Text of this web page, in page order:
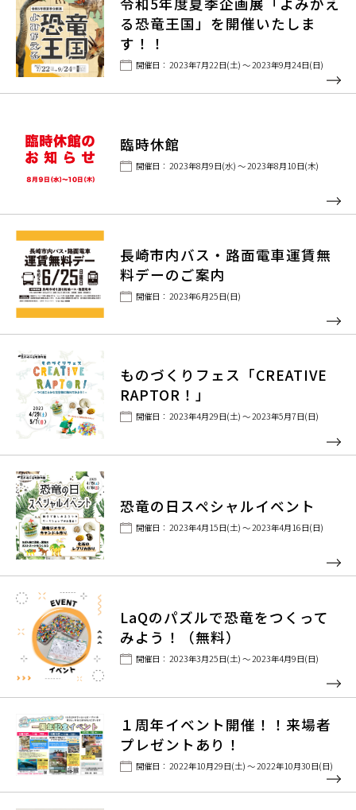
る恐竜王国」を開催いたしま
す！！
開催日： 2023年7月22日(土) ～ 2023年9月24日(日)
臨時休館
開催日： 2023年8月9日(水) ～ 2023年8月10日(木)
長崎市内バス・路面電車運賃無
料デーのご案内
開催日： 2023年6月25日(日)
ものづくりフェス「CREATIVE
RAPTOR！」
開催日： 2023年4月29日(土) ～ 2023年5月7日(日)
恐竜の日スペシャルイベント
開催日： 2023年4月15日(土) ～ 2023年4月16日(日)
LaQのパズルで恐竜をつくって
みよう！（無料）
開催日： 2023年3月25日(土) ～ 2023年4月9日(日)
１周年イベント開催！！来場者
プレゼントあり！
開催日： 2022年10月29日(土) ～ 2022年10月30日(日)